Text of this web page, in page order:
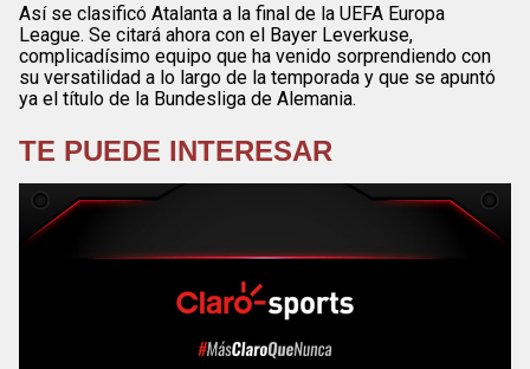
Así se clasificó Atalanta a la final de la UEFA Europa
League. Se citará ahora con el Bayer Leverkuse,
complicadísimo equipo que ha venido sorprendiendo con
su versatilidad a lo largo de la temporada y que se apuntó
ya el título de la Bundesliga de Alemania.
TE PUEDE INTERESAR